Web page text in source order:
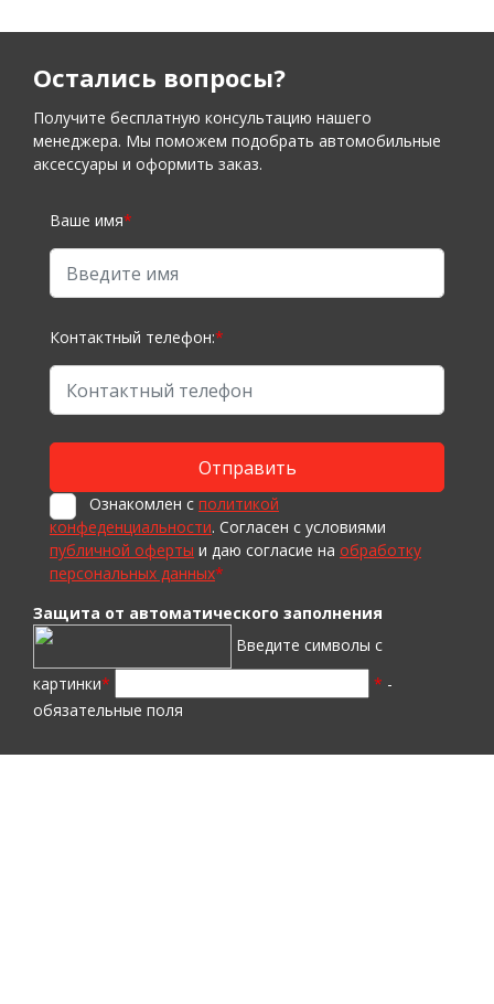
Остались вопросы?
Получите бесплатную консультацию нашего
менеджера. Мы поможем подобрать автомобильные
аксессуары и оформить заказ.
Ваше имя*
Контактный телефон:*
Ознакомлен с политикой
конфеденциальности. Согласен с условиями
публичной оферты и даю согласие на обработку
персональных данных*
Защита от автоматического заполнения
Введите символы с
картинки* * -
обязательные поля